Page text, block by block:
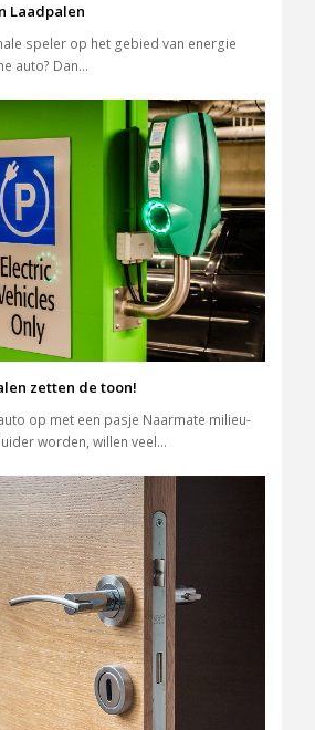
Laadpalen
speler op het gebied van energie
auto? Dan…
zetten de toon!
op met een pasje Naarmate milieu-
worden, willen veel…